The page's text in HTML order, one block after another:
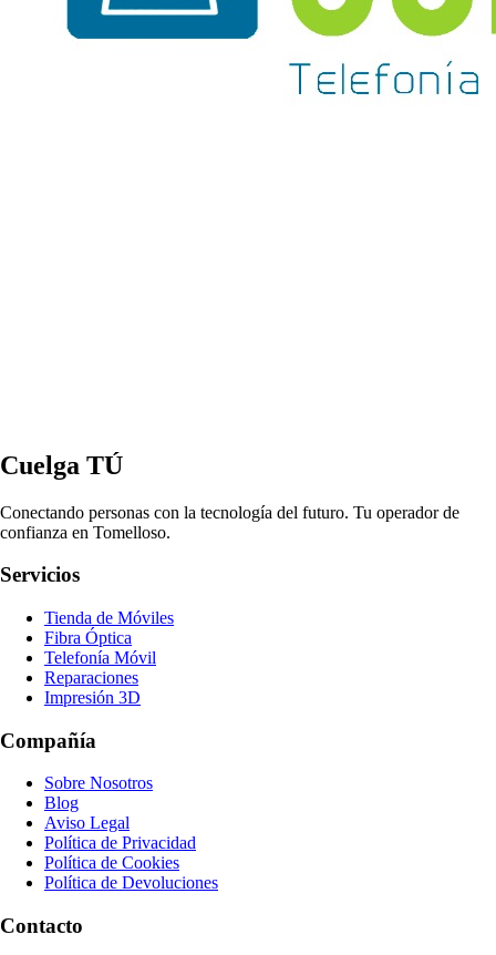
Cuelga TÚ
Conectando personas con la tecnología del futuro. Tu operador de
confianza en Tomelloso.
Servicios
Tienda de Móviles
Fibra Óptica
Telefonía Móvil
Reparaciones
Impresión 3D
Compañía
Sobre Nosotros
Blog
Aviso Legal
Política de Privacidad
Política de Cookies
Política de Devoluciones
Contacto